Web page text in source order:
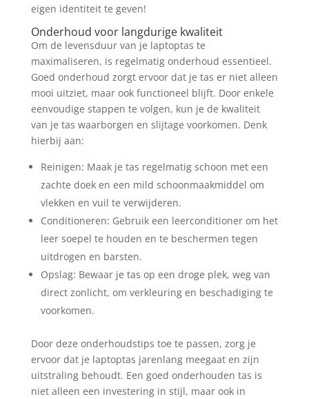
eigen identiteit te geven!
Onderhoud voor langdurige kwaliteit
Om de levensduur van je laptoptas te
maximaliseren, is regelmatig onderhoud essentieel.
Goed onderhoud zorgt ervoor dat je tas er niet alleen
mooi uitziet, maar ook functioneel blijft. Door enkele
eenvoudige stappen te volgen, kun je de kwaliteit
van je tas waarborgen en slijtage voorkomen. Denk
hierbij aan:
Reinigen: Maak je tas regelmatig schoon met een
zachte doek en een mild schoonmaakmiddel om
vlekken en vuil te verwijderen.
Conditioneren: Gebruik een leerconditioner om het
leer soepel te houden en te beschermen tegen
uitdrogen en barsten.
Opslag: Bewaar je tas op een droge plek, weg van
direct zonlicht, om verkleuring en beschadiging te
voorkomen.
Door deze onderhoudstips toe te passen, zorg je
ervoor dat je laptoptas jarenlang meegaat en zijn
uitstraling behoudt. Een goed onderhouden tas is
niet alleen een investering in stijl, maar ook in